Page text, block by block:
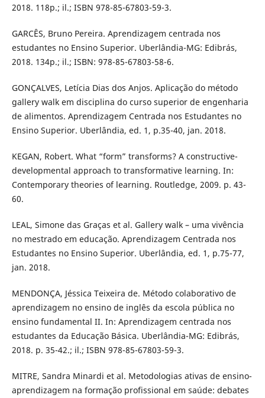
2018. 118p.; il.; ISBN 978-85-67803-59-3.
GARCÊS, Bruno Pereira. Aprendizagem centrada nos
estudantes no Ensino Superior. Uberlândia-MG: Edibrás,
2018. 134p.; il.; ISBN: 978-85-67803-58-6.
GONÇALVES, Letícia Dias dos Anjos. Aplicação do método
gallery walk em disciplina do curso superior de engenharia
de alimentos. Aprendizagem Centrada nos Estudantes no
Ensino Superior. Uberlândia, ed. 1, p.35-40, jan. 2018.
KEGAN, Robert. What “form” transforms? A constructive-
developmental approach to transformative learning. In:
Contemporary theories of learning. Routledge, 2009. p. 43-
60.
LEAL, Simone das Graças et al. Gallery walk – uma vivência
no mestrado em educação. Aprendizagem Centrada nos
Estudantes no Ensino Superior. Uberlândia, ed. 1, p.75-77,
jan. 2018.
MENDONÇA, Jéssica Teixeira de. Método colaborativo de
aprendizagem no ensino de inglês da escola pública no
ensino fundamental II. In: Aprendizagem centrada nos
estudantes da Educação Básica. Uberlândia-MG: Edibrás,
2018. p. 35-42.; il.; ISBN 978-85-67803-59-3.
MITRE, Sandra Minardi et al. Metodologias ativas de ensino-
aprendizagem na formação profissional em saúde: debates